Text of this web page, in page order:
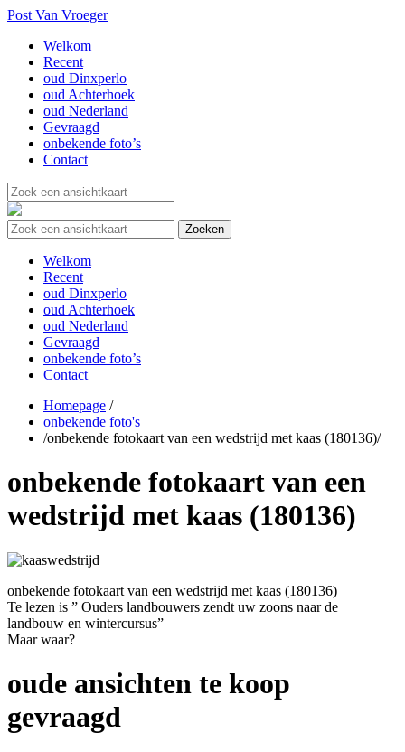
Post Van Vroeger
Welkom
Recent
oud Dinxperlo
oud Achterhoek
oud Nederland
Gevraagd
onbekende foto’s
Contact
Welkom
Recent
oud Dinxperlo
oud Achterhoek
oud Nederland
Gevraagd
onbekende foto’s
Contact
Homepage /
onbekende foto's
/onbekende fotokaart van een wedstrijd met kaas (180136)/
onbekende fotokaart van een
wedstrijd met kaas (180136)
onbekende fotokaart van een wedstrijd met kaas (180136)
Te lezen is ” Ouders landbouwers zendt uw zoons naar de
landbouw en wintercursus”
Maar waar?
oude ansichten te koop
gevraagd